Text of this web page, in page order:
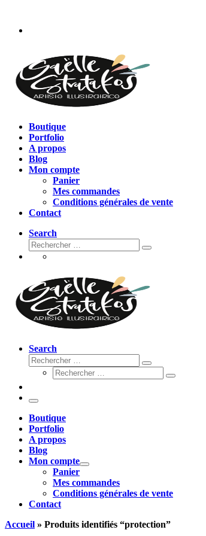
contenu
Boutique
Portfolio
A propos
Blog
Mon compte
Panier
Mes commandes
Conditions générales de vente
Contact
Search
Rechercher
Rechercher
Search
Rechercher
Rechercher
Rechercher
Rechercher
Menu
Boutique
Portfolio
A propos
Blog
Mon compte
Panier
Mes commandes
Conditions générales de vente
Contact
Accueil » Produits identifiés “protection”